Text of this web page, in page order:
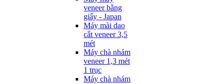
veneer bằng
giấy - Japan
Máy mài dao
cắt veneer 3,5
mét
Máy chà nhám
veneer 1,3 mét
1 trục
Máy chà nhám